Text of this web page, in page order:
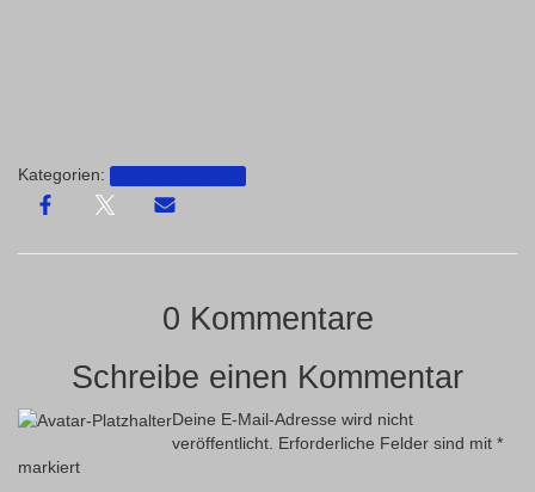
Kategorien:
0 Kommentare
Schreibe einen Kommentar
Deine E-Mail-Adresse wird nicht
veröffentlicht. Erforderliche Felder sind mit *
markiert